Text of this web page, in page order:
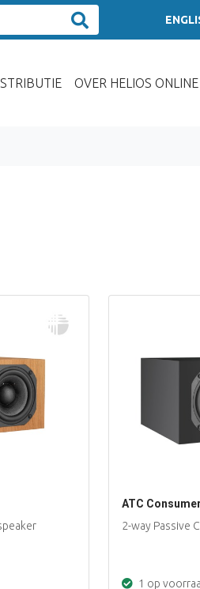
OVER HELIOS ONLINE
ATC
2-way Passive
1 op